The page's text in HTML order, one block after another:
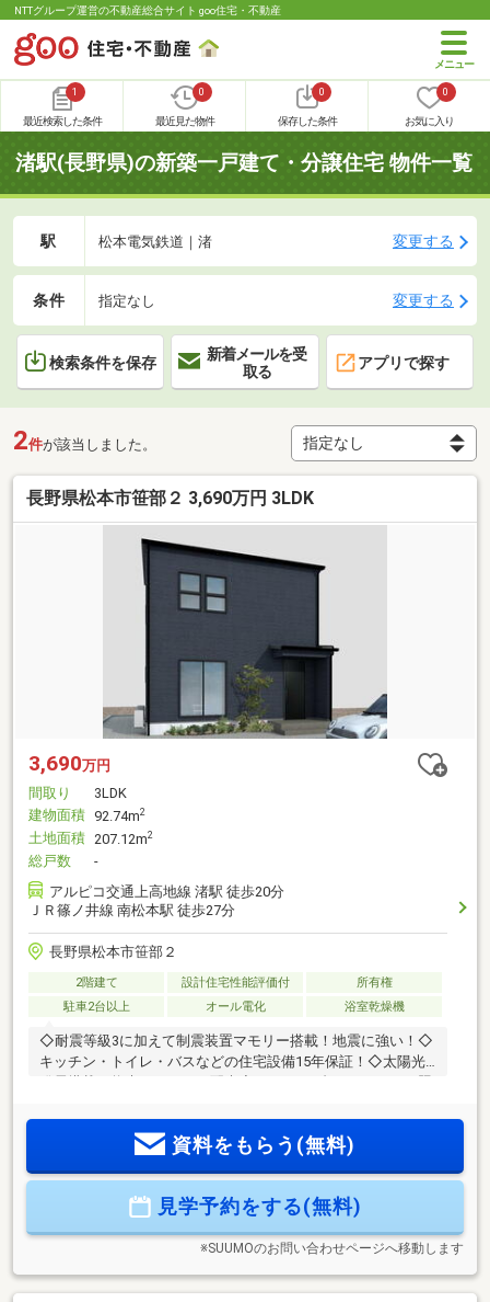
NTTグループ運営の不動産総合サイト goo住宅・不動産
1
最近検索した条件
0
最近見た物件
0
保存した条件
0
お気に入り
渚駅(長野県)の新築一戸建て・分譲住宅 物件一覧
駅 松本電気鉄道｜渚 変更する
条件 指定なし 変更する
検索条件を保存
新着メールを受
取る
アプリで探す
2件が該当しました。
長野県松本市笹部２ 3,690万円 3LDK
3,690万円
間取り
3LDK
建物面積 92.74m2
土地面積 207.12m2
総戸数
-
アルピコ交通上高地線 渚駅 徒歩20分
ＪＲ篠ノ井線 南松本駅 徒歩27分
長野県松本市笹部２
2階建て 設計住宅性能評価付
所有権
駐車2台以上
オール電化 浴室乾燥機
◇耐震等級3に加えて制震装置マモリー搭載！地震に強い！◇
キッチン・トイレ・バスなどの住宅設備15年保証！◇太陽光
【この物件のPoint！】◇玄関横のシューズクロークで玄関が
すっきり片付きます！◇2階には1.5帖のスタディコーナーがあ
タバあり！便利な立地！
資料をもらう(無料)
見学予約をする(無料)
※SUUMOのお問い合わせページへ移動します